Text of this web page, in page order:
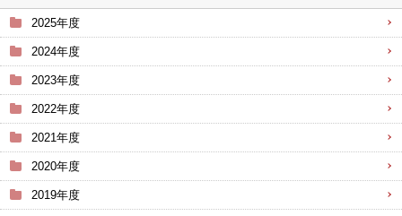
2025年度
2024年度
2023年度
2022年度
2021年度
2020年度
2019年度